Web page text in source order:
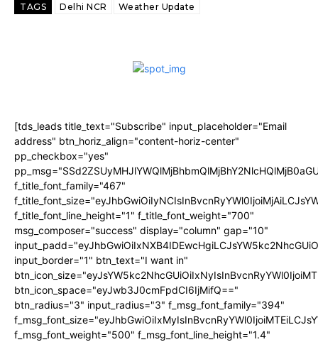
TAGS Delhi NCR Weather Update
[tds_leads title_text="Subscribe" input_placeholder="Email
address" btn_horiz_align="content-horiz-center"
pp_checkbox="yes"
f_title_font_family="467"
f_title_font_line_height="1" f_title_font_weight="700"
msg_composer="success" display="column" gap="10"
input_border="1" btn_text="I want in"
btn_icon_space="eyJwb3J0cmFpdCI6IjMifQ=="
btn_radius="3" input_radius="3" f_msg_font_family="394"
f_msg_font_weight="500" f_msg_font_line_height="1.4"